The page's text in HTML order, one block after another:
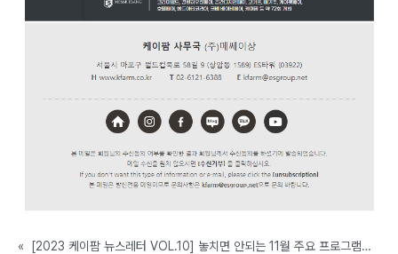
«
[2023 케이팜 뉴스레터 VOL.10] 놓치면 안되는 11월 주요 프로그램을 확인하세요!